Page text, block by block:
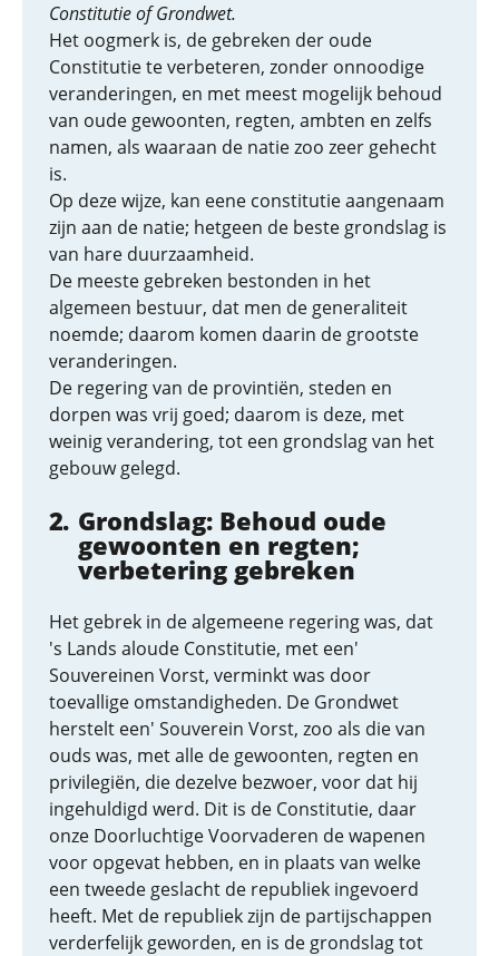
Constitutie of Grondwet.
Het oogmerk is, de gebreken der oude
Constitutie te verbeteren, zonder onnoodige
veranderingen, en met meest mogelijk behoud
van oude gewoonten, regten, ambten en zelfs
namen, als waaraan de natie zoo zeer gehecht
is.
Op deze wijze, kan eene constitutie aangenaam
zijn aan de natie; hetgeen de beste grondslag is
van hare duurzaamheid.
De meeste gebreken bestonden in het
algemeen bestuur, dat men de generaliteit
noemde; daarom komen daarin de grootste
veranderingen.
De regering van de provintiën, steden en
dorpen was vrij goed; daarom is deze, met
weinig verandering, tot een grondslag van het
gebouw gelegd.
Grondslag: Behoud oude
gewoonten en regten;
verbetering gebreken
Het gebrek in de algemeene regering was, dat
's Lands aloude Constitutie, met een'
Souvereinen Vorst, verminkt was door
toevallige omstandigheden. De Grondwet
herstelt een' Souverein Vorst, zoo als die van
ouds was, met alle de gewoonten, regten en
privilegiën, die dezelve bezwoer, voor dat hij
ingehuldigd werd. Dit is de Constitutie, daar
onze Doorluchtige Voorvaderen de wapenen
voor opgevat hebben, en in plaats van welke
een tweede geslacht de republiek ingevoerd
heeft. Met de republiek zijn de partijschappen
verderfelijk geworden, en is de grondslag tot